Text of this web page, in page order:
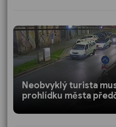
Neobvyklý turista
prohlídku města